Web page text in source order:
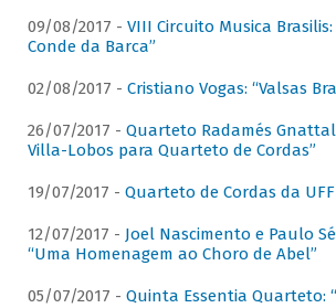
09/08/2017 - VIII Circuito Musica
Conde da Barca”
02/08/2017 - Cristiano Vogas: “Valsas
26/07/2017 - Quarteto Radamés
Villa-Lobos para Quarteto de Cordas”
19/07/2017 - Quarteto de Cordas da UFF
12/07/2017 - Joel Nascimento e Paulo
“Uma Homenagem ao Choro de Abel”
05/07/2017 - Quinta Essentia Quarteto: